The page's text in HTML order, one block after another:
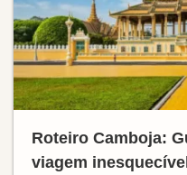
Roteiro Camboja:
viagem